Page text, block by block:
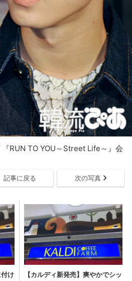
RUN TO YOU～Street Life～』会
記事に戻る 次の写真